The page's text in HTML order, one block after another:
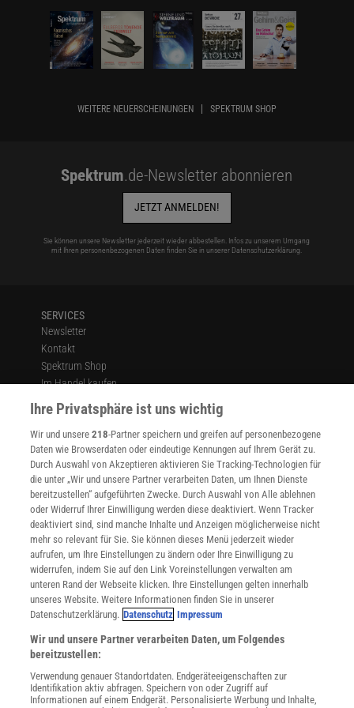
WEITERE NEUERSCHEINUNGEN SPEKTRUM SHOP
Spektrum.de-Newsletter abonnieren
JETZT ANMELDEN!
Sie können unsere Newsletter jederzeit wieder abbestellen. Infos zu unserem Umgang
mit Ihren personenbezogenen Daten finden Sie in unserer Datenschutzerklärung.
SERVICES
Newsletter
Kontakt
Spektrum Shop
Im Handel kaufen
Presse
Verträge kündigen
Widerruf
INFO
Mediadaten
Datenschutz
Nutzungsbedingungen
Cookie-Einstellungen
Utiq verwalten
Nutzungsbasierte Onlinewerbung
Alle Artikel
Impressum
Angebote für Schulen
Angebote für Institutionen
Sprachen lernen mit Gymglish
Lexika
Ihre Privatsphäre ist uns wichtig
Wir und unsere218-Partner speichern und greifen auf personenbezogene
Daten wie Browserdaten oder eindeutige Kennungen auf Ihrem Gerät zu.
Durch Auswahl von Akzeptieren aktivieren Sie Tracking-Technologien für
die unter „Wir und unsere Partner verarbeiten Daten, um Ihnen Dienste
bereitzustellen“ aufgeführten Zwecke. Durch Auswahl von Alle ablehnen
oder Widerruf Ihrer Einwilligung werden diese deaktiviert. Wenn Tracker
deaktiviert sind, sind manche Inhalte und Anzeigen möglicherweise nicht
mehr so relevant für Sie. Sie können dieses Menü jederzeit wieder
aufrufen, um Ihre Einstellungen zu ändern oder Ihre Einwilligung zu
widerrufen, indem Sie auf den Link Voreinstellungen verwalten am
unteren Rand der Webseite klicken. Ihre Einstellungen gelten innerhalb
unseres Website. Weitere Informationen finden Sie in unserer
Datenschutzerklärung. Datenschutz Impressum
Wir und unsere Partner verarbeiten Daten, um Folgendes
bereitzustellen:
Verwendung genauer Standortdaten. Endgeräteeigenschaften zur
Identifikation aktiv abfragen. Speichern von oder Zugriff auf
Informationen auf einem Endgerät. Personalisierte Werbung und Inhalte,